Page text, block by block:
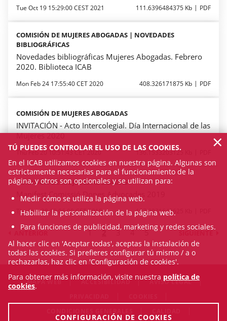
Tue Oct 19 15:29:00 CEST 2021 111.6396484375 Kb PDF
COMISIÓN DE MUJERES ABOGADAS | NOVEDADES
BIBLIOGRÁFICAS
Novedades bibliográficas Mujeres Abogadas. Febrero
2020. Biblioteca ICAB
Mon Feb 24 17:55:40 CET 2020 408.326171875 Kb PDF
COMISIÓN DE MUJERES ABOGADAS
INVITACIÓN - Acto Intercolegial. Día Internacional de las
Mujeres 2020
Thu Feb 20 10:51:43 CET 2020 136.1533203125 Kb
COMISIÓN DE MUJERES ABOGADAS
Manifest Comissió Dones Advocades 2019
Thu Nov 28 19:06:00 CET 2019 127.9931640625 Kb
1 2 3 4 5
MAPA WEB ACCESIBILIDAD
AVISO LEGAL
TÚ PUEDES CONTROLAR EL USO DE LAS COOKIES.
En el ICAB utilizamos cookies en nuestra página. Algunas son
estrictamente necesarias para el funcionamiento de la
página, y otros son opcionales y se utilizan para:
Medir cómo se utiliza la página web.
Habilitar la personalización de la página web.
Para funciones de publicidad, marketing y redes sociales.
Al hacer clic en 'Aceptar todas', aceptas la instalación de
todas las cookies. Si prefieres configurar tú mismo / a o
rechazarlas, haz clic en 'Configuración de cookies'.
Para obtener más información, visite nuestra política de
cookies.
CONFIGURACIÓN DE COOKIES
×